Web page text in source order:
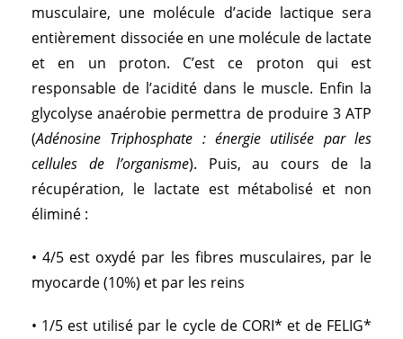
musculaire, une molécule d’acide lactique sera
entièrement dissociée en une molécule de lactate
et en un proton. C’est ce proton qui est
responsable de l’acidité dans le muscle. Enfin la
glycolyse anaérobie permettra de produire 3 ATP
(Adénosine Triphosphate : énergie utilisée par les
cellules de l’organisme). Puis, au cours de la
récupération, le lactate est métabolisé et non
éliminé :
• 4/5 est oxydé par les fibres musculaires, par le
myocarde (10%) et par les reins
• 1/5 est utilisé par le cycle de CORI* et de FELIG*